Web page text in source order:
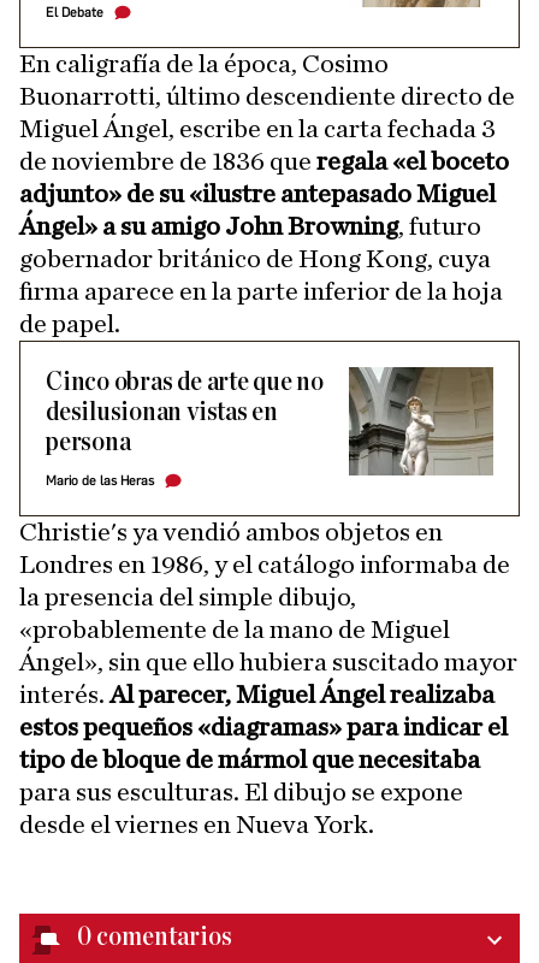
El Debate
En caligrafía de la época, Cosimo
Buonarrotti, último descendiente directo de
Miguel Ángel, escribe en la carta fechada 3
de noviembre de 1836 que regala «el boceto
adjunto» de su «ilustre antepasado Miguel
Ángel» a su amigo John Browning, futuro
gobernador británico de Hong Kong, cuya
firma aparece en la parte inferior de la hoja
de papel.
Cinco obras de arte que no
desilusionan vistas en
persona
Mario de las Heras
Christie's ya vendió ambos objetos en
Londres en 1986, y el catálogo informaba de
la presencia del simple dibujo,
«probablemente de la mano de Miguel
Ángel», sin que ello hubiera suscitado mayor
interés.Al parecer, Miguel Ángel realizaba
estos pequeños «diagramas» para indicar el
tipo de bloque de mármol que necesitaba
para sus esculturas. El dibujo se expone
desde el viernes en Nueva York.
0 comentarios